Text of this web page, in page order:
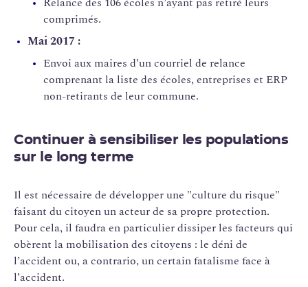
comprimés.
Mai 2017 :
Envoi aux maires d’un courriel de relance
comprenant la liste des écoles, entreprises et ERP
non-retirants de leur commune.
Continuer à sensibiliser les populations
sur le long terme
Il est nécessaire de développer une "culture du risque"
faisant du citoyen un acteur de sa propre protection.
Pour cela, il faudra en particulier dissiper les facteurs qui
obèrent la mobilisation des citoyens : le déni de
l’accident ou, a contrario, un certain fatalisme face à
l’accident.